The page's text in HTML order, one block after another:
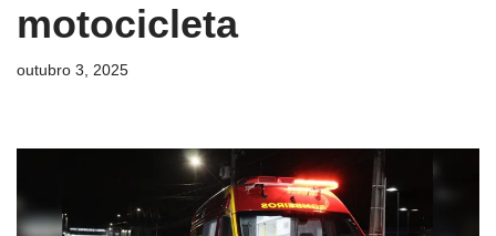
motocicleta
outubro 3, 2025